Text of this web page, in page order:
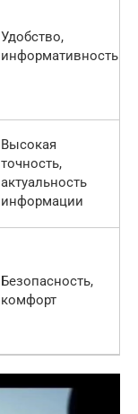
Удобство,
информативность
Высокая
точность,
актуальность
информации
Безопасность,
комфорт